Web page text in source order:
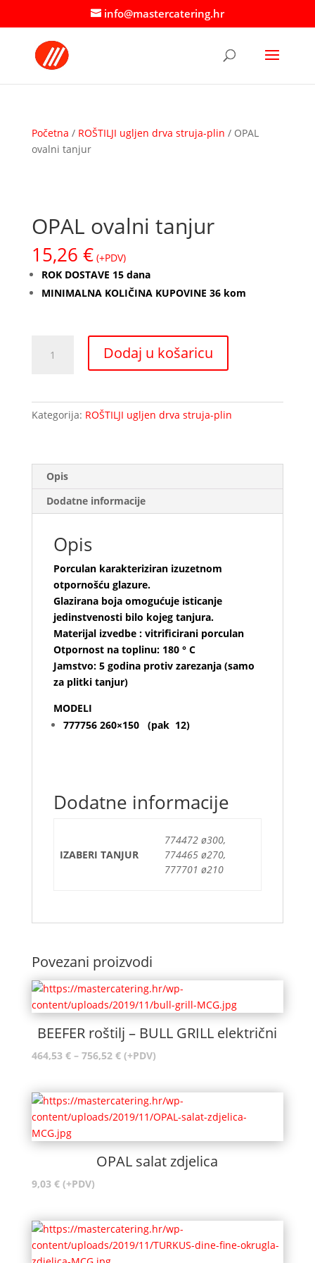
info@mastercatering.hr
Početna / ROŠTILJI ugljen drva struja-plin / OPAL
ovalni tanjur
OPAL ovalni tanjur
15,26 € (+PDV)
ROK DOSTAVE 15 dana
MINIMALNA KOLIČINA KUPOVINE 36 kom
ovalni
Dodaj u košaricu
Kategorija: ROŠTILJI ugljen drva struja-plin
Opis
Dodatne informacije
Opis
Porculan karakteriziran izuzetnom
otpornošću glazure.
Glazirana boja omogućuje isticanje
jedinstvenosti bilo kojeg tanjura.
Materijal izvedbe : vitrificirani porculan
Otpornost na toplinu: 180 ° C
Jamstvo: 5 godina protiv zarezanja (samo
za plitki tanjur)
MODELI
777756 260×150 (pak 12)
Dodatne informacije
IZABERI TANJUR
774472 ø300,
774465 ø270,
777701 ø210
Povezani proizvodi
BEEFER roštilj – BULL GRILL električni
464,53 € – 756,52 €Raspon
464,53 €
do
(+PDV)
OPAL salat zdjelica
9,03 € (+PDV)